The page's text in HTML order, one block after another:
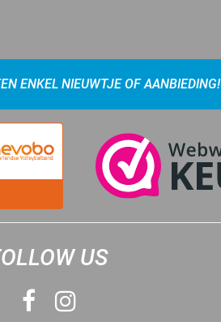
ENKEL NIEUWTJE OF AANBIEDING!
US